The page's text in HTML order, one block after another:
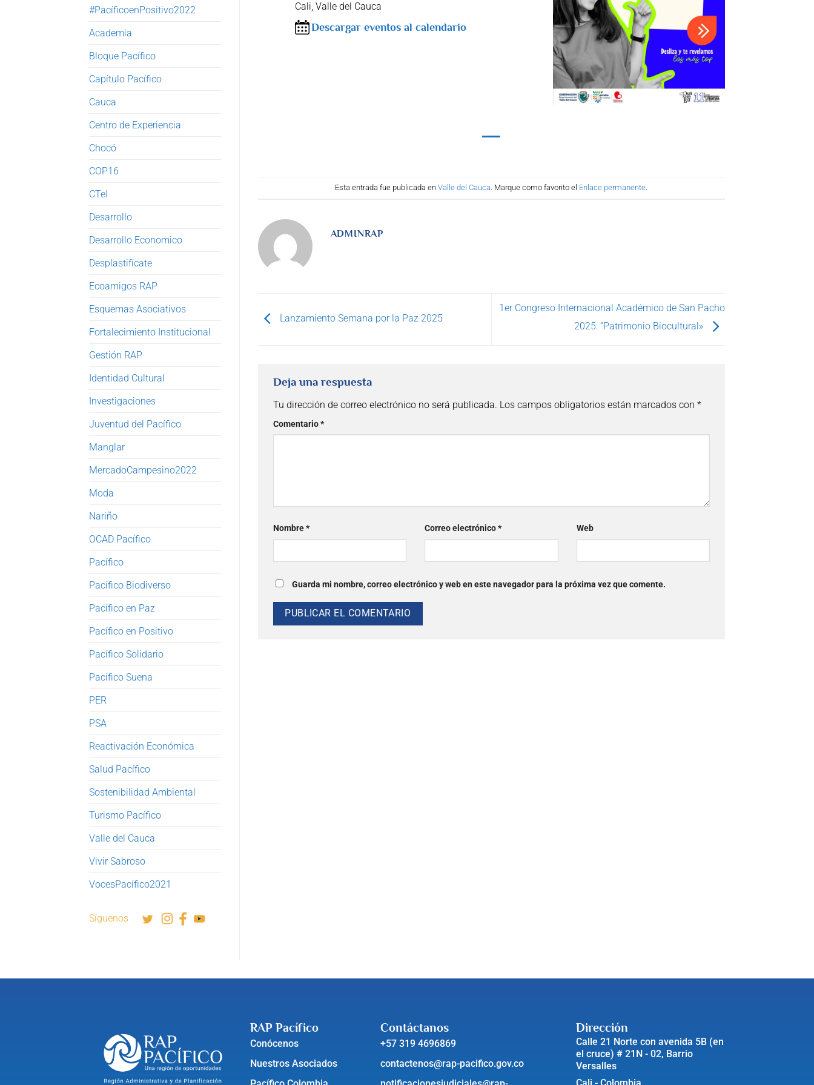
#PacíficoenPositivo2022
Academia
Bloque Pacífico
Capítulo Pacífico
Cauca
Centro de Experiencia
Chocó
COP16
CTeI
Desarrollo
Desarrollo Economico
Desplastifícate
Ecoamigos RAP
Esquemas Asociativos
Fortalecimiento Institucional
Gestión RAP
Identidad Cultural
Investigaciones
Juventud del Pacífico
Manglar
MercadoCampesino2022
Moda
Nariño
OCAD Pacífico
Pacífico
Pacífico Biodiverso
Pacífico en Paz
Pacífico en Positivo
Pacífico Solidario
Pacífico Suena
PER
PSA
Reactivación Económica
Salud Pacífico
Sostenibilidad Ambiental
Turismo Pacífico
Valle del Cauca
Vivir Sabroso
VocesPacífico2021
Síguenos
Cali, Valle del Cauca
Descargar eventos al calendario
Esta entrada fue publicada enValle del Cauca . Marque como favorito el Enlace permanente
ADMINRAP
Lanzamiento Semana por la Paz 2025
1er Congreso Internacional Académico de San Pacho
2025: “Patrimonio Biocultural»
Deja una respuesta
Tu dirección de correo electrónico no será publicada. Los campos obligatorios están marcados con *
Comentario*
Nombre* Correo electrónico* Web
Guarda mi nombre, correo electrónico y web en este navegador para la próxima vez que comente.
RAP Pacífico
Conócenos
Nuestros Asociados
Contáctanos
+57 319 4696869
contactenos@rap-pacifico.gov.co
Dirección
Calle 21 Norte con avenida 5B (en
el cruce) # 21N - 02, Barrio
Versalles